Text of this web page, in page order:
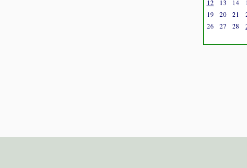
12
13 14
19
20 21
26
27 28